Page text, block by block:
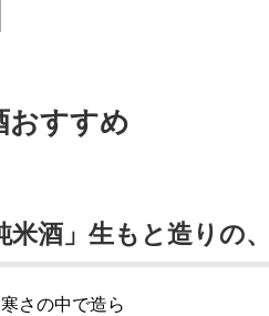
おすすめ
米酒」生もと造りの
さの中で造ら